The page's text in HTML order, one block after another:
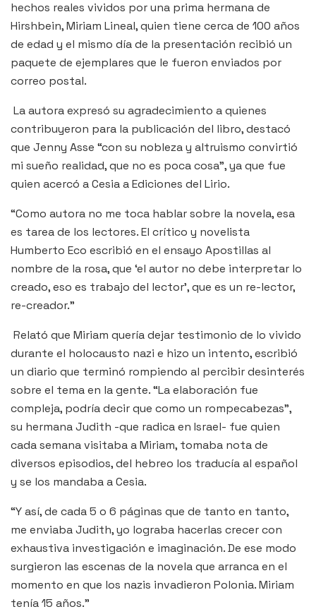
hechos reales vividos por una prima hermana de
Hirshbein, Miriam Lineal, quien tiene cerca de 100 años
de edad y el mismo día de la presentación recibió un
paquete de ejemplares que le fueron enviados por
correo postal.
La autora expresó su agradecimiento a quienes
contribuyeron para la publicación del libro, destacó
que Jenny Asse “con su nobleza y altruismo convirtió
mi sueño realidad, que no es poca cosa”, ya que fue
quien acercó a Cesia a Ediciones del Lirio.
“Como autora no me toca hablar sobre la novela, esa
es tarea de los lectores. El crítico y novelista
Humberto Eco escribió en el ensayo Apostillas al
nombre de la rosa, que ‘el autor no debe interpretar lo
creado, eso es trabajo del lector’, que es un re-lector,
re-creador.”
Relató que Miriam quería dejar testimonio de lo vivido
durante el holocausto nazi e hizo un intento, escribió
un diario que terminó rompiendo al percibir desinterés
sobre el tema en la gente. “La elaboración fue
compleja, podría decir que como un rompecabezas”,
su hermana Judith -que radica en Israel- fue quien
cada semana visitaba a Miriam, tomaba nota de
diversos episodios, del hebreo los traducía al español
y se los mandaba a Cesia.
“Y así, de cada 5 o 6 páginas que de tanto en tanto,
me enviaba Judith, yo lograba hacerlas crecer con
exhaustiva investigación e imaginación. De ese modo
surgieron las escenas de la novela que arranca en el
momento en que los nazis invadieron Polonia. Miriam
tenía 15 años.”